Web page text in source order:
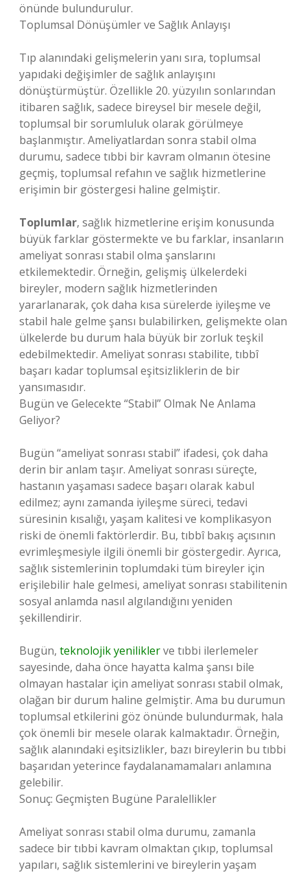
önünde bulundurulur.
Toplumsal Dönüşümler ve Sağlık Anlayışı
Tıp alanındaki gelişmelerin yanı sıra, toplumsal
yapıdaki değişimler de sağlık anlayışını
dönüştürmüştür. Özellikle 20. yüzyılın sonlarından
itibaren sağlık, sadece bireysel bir mesele değil,
toplumsal bir sorumluluk olarak görülmeye
başlanmıştır. Ameliyatlardan sonra stabil olma
durumu, sadece tıbbi bir kavram olmanın ötesine
geçmiş, toplumsal refahın ve sağlık hizmetlerine
erişimin bir göstergesi haline gelmiştir.
Toplumlar, sağlık hizmetlerine erişim konusunda
büyük farklar göstermekte ve bu farklar, insanların
ameliyat sonrası stabil olma şanslarını
etkilemektedir. Örneğin, gelişmiş ülkelerdeki
bireyler, modern sağlık hizmetlerinden
yararlanarak, çok daha kısa sürelerde iyileşme ve
stabil hale gelme şansı bulabilirken, gelişmekte olan
ülkelerde bu durum hala büyük bir zorluk teşkil
edebilmektedir. Ameliyat sonrası stabilite, tıbbî
başarı kadar toplumsal eşitsizliklerin de bir
yansımasıdır.
Bugün ve Gelecekte “Stabil” Olmak Ne Anlama
Geliyor?
Bugün “ameliyat sonrası stabil” ifadesi, çok daha
derin bir anlam taşır. Ameliyat sonrası süreçte,
hastanın yaşaması sadece başarı olarak kabul
edilmez; aynı zamanda iyileşme süreci, tedavi
süresinin kısalığı, yaşam kalitesi ve komplikasyon
riski de önemli faktörlerdir. Bu, tıbbî bakış açısının
evrimleşmesiyle ilgili önemli bir göstergedir. Ayrıca,
sağlık sistemlerinin toplumdaki tüm bireyler için
erişilebilir hale gelmesi, ameliyat sonrası stabilitenin
sosyal anlamda nasıl algılandığını yeniden
şekillendirir.
Bugün, teknolojik yeniliklerve tıbbi ilerlemeler
sayesinde, daha önce hayatta kalma şansı bile
olmayan hastalar için ameliyat sonrası stabil olmak,
olağan bir durum haline gelmiştir. Ama bu durumun
toplumsal etkilerini göz önünde bulundurmak, hala
çok önemli bir mesele olarak kalmaktadır. Örneğin,
sağlık alanındaki eşitsizlikler, bazı bireylerin bu tıbbi
başarıdan yeterince faydalanamamaları anlamına
gelebilir.
Sonuç: Geçmişten Bugüne Paralellikler
Ameliyat sonrası stabil olma durumu, zamanla
sadece bir tıbbi kavram olmaktan çıkıp, toplumsal
yapıları, sağlık sistemlerini ve bireylerin yaşam